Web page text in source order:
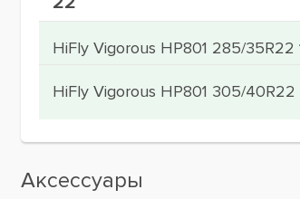
HiFly Vigorous HP801 285/35R22
HiFly Vigorous HP801 305/40R22
Аксессуары